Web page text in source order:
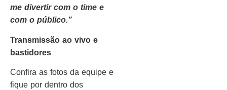
me divertir com o time e
com o público.”
Transmissão ao vivo e
bastidores
Confira as fotos da equipe e
fique por dentro dos